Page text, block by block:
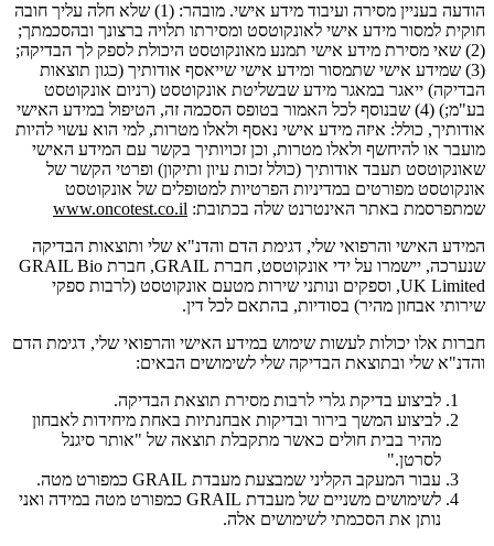
הודעה בעניין מסירה ועיבוד מידע אישי. מובהר: (1) שלא חלה עליך חובה
חוקית למסור מידע אישי לאונקוטסט ומסירתו תלויה ברצונך ובהסכמתך;
(2) שאי מסירת מידע אישי תמנע מאונקוטסט היכולת לספק לך הבדיקה;
(3) שמידע אישי שתמסור ומידע אישי שייאסף אודותיך (כגון תוצאות
הבדיקה) ייאגר במאגר מידע שבשליטת אונקוטסט (רניום אונקוטסט
בע"מ;) (4) שבנוסף לכל האמור בטופס הסכמה זה, הטיפול במידע האישי
אודותיך, כולל: איזה מידע אישי נאסף ולאלו מטרות, למי הוא עשוי להיות
מועבר או להיחשף ולאלו מטרות, וכן זכויותיך בקשר עם המידע האישי
שאונקוטסט תעבד אודותיך (כולל זכות עיון ותיקון) ופרטי הקשר של
אונקוטסט מפורטים במדיניות הפרטיות למטופלים של אונקוטסט
שמתפרסמת באתר האינטרנט שלה בכתובת: www.oncotest.co.il
המידע האישי והרפואי שלי, דגימת הדם והדנ"א שלי ותוצאות הבדיקה
שנערכה, יישמרו על ידי אונקוטסט, חברת GRAIL, חברת GRAIL Bio
UK Limited, וספקים ונותני שירות מטעם אונקוטסט (לרבות ספקי
שירותי אבחון מהיר) בסודיות, בהתאם לכל דין.
חברות אלו יכולות לעשות שימוש במידע האישי והרפואי שלי, דגימת הדם
והדנ"א שלי ובתוצאת הבדיקה שלי לשימושים הבאים:
לביצוע בדיקת גלרי לרבות מסירת תוצאת הבדיקה.
לביצוע המשך בירור ובדיקות אבחנתיות באחת מיחידות לאבחון
מהיר בבית חולים כאשר מתקבלת תוצאה של "אותר סיגנל
לסרטן."
עבור המעקב הקליני שמבצעת מעבדת GRAIL כמפורט מטה.
לשימושים משניים של מעבדת GRAIL כמפורט מטה במידה ואני
נותן את הסכמתי לשימושים אלה.